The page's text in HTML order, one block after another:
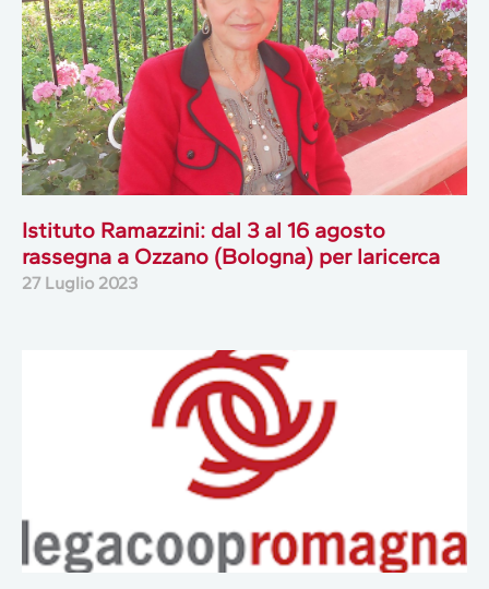
Istituto Ramazzini: dal 3 al 16 agosto
rassegna a Ozzano (Bologna) per laricerca
27 Luglio 2023